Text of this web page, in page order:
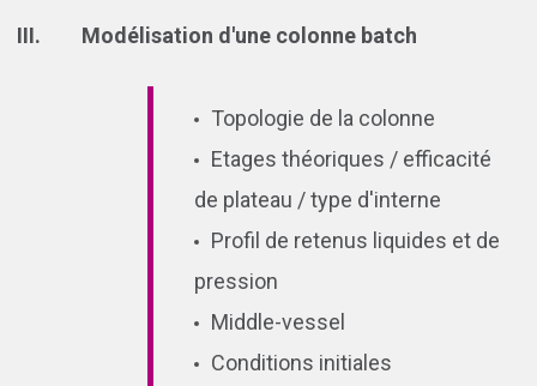
Modélisation d'une colonne batch
Topologie de la colonne
Etages théoriques / efficacité
de plateau / type d'interne
Profil de retenus liquides et de
pression
Middle-vessel
Conditions initiales